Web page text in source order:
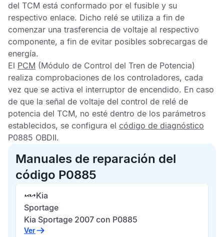
del TCM está conformado por el fusible y su
respectivo enlace. Dicho relé se utiliza a fin de
comenzar una trasferencia de voltaje al respectivo
componente, a fin de evitar posibles sobrecargas de
energía.
El PCM (Módulo de Control del Tren de Potencia)
realiza comprobaciones de los controladores, cada
vez que se activa el interruptor de encendido. En caso
de que la señal de voltaje del control de relé de
potencia del TCM, no esté dentro de los parámetros
establecidos, se configura el código de diagnóstico
P0885 OBDII.
Manuales de reparación del
código P0885
Kia
Sportage
Kia Sportage 2007 con P0885
Ver